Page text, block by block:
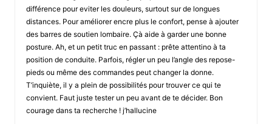
différence pour eviter les douleurs, surtout sur de longues
distances. Pour améliorer encre plus le confort, pense à ajouter
des barres de soutien lombaire. Çà aide à garder une bonne
posture. Ah, et un petit truc en passant : prête attentino à ta
position de conduite. Parfois, régler un peu l’angle des repose-
pieds ou même des commandes peut changer la donne.
T’inquiète, il y a plein de possibilités pour trouver ce qui te
convient. Faut juste tester un peu avant de te décider. Bon
courage dans ta recherche ! j’hallucine